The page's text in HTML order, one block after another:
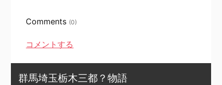
Comments (0)
コメントする
群馬埼玉栃木三都？物語